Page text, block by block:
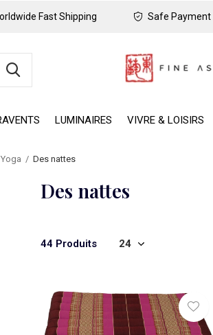
LUMINAIRES VIVRE & LOISIRS
Fast Shipping Safe Payment
Des nattes
Des nattes
44 Produits